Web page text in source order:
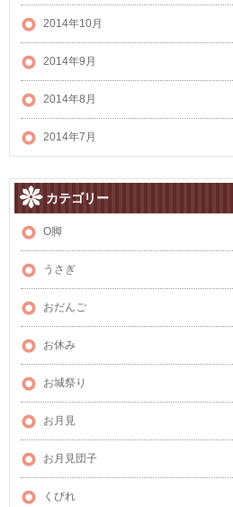
2014年10月
2014年9月
2014年8月
2014年7月
カテゴリー
O脚
うさぎ
おだんご
お休み
お城祭り
お月見
お月見団子
くびれ